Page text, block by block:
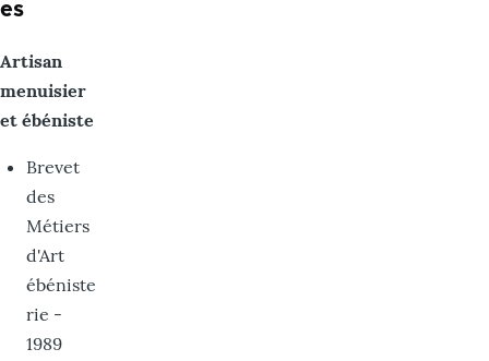
es
Artisan
menuisier
et ébéniste
Brevet
des
Métiers
d'Art
ébéniste
rie -
1989